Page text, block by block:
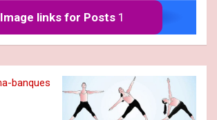
Image links for Posts 1